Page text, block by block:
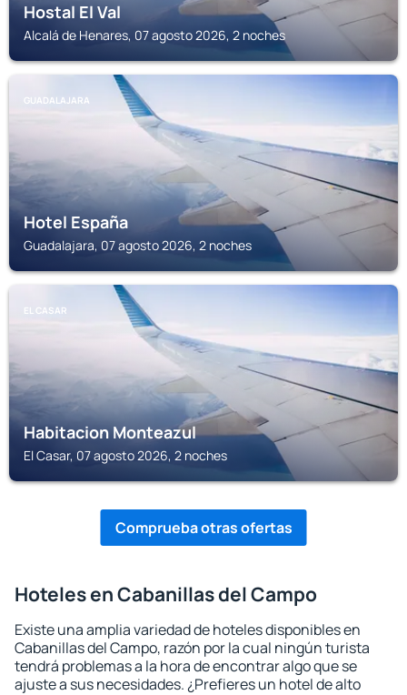
Hostal El Val
Alcalá de Henares, 07 agosto 2026, 2 noches
GUADALAJARA
Hotel España
Guadalajara, 07 agosto 2026, 2 noches
EL CASAR
Habitacion Monteazul
El Casar, 07 agosto 2026, 2 noches
Comprueba otras ofertas
Hoteles en Cabanillas del Campo
Existe una amplia variedad de hoteles disponibles en
Cabanillas del Campo, razón por la cual ningún turista
tendrá problemas a la hora de encontrar algo que se
ajuste a sus necesidades. ¿Prefieres un hotel de alto